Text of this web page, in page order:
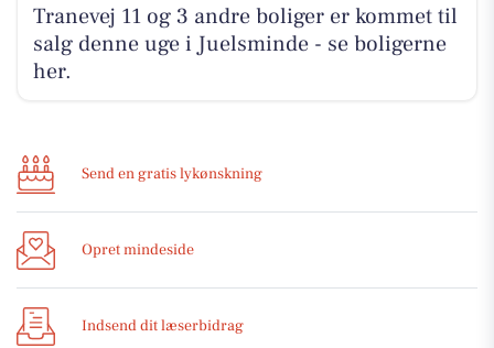
Tranevej 11 og 3 andre boliger er kommet til
salg denne uge i Juelsminde - se boligerne
her.
Send en gratis lykønskning
Opret mindeside
Indsend dit læserbidrag